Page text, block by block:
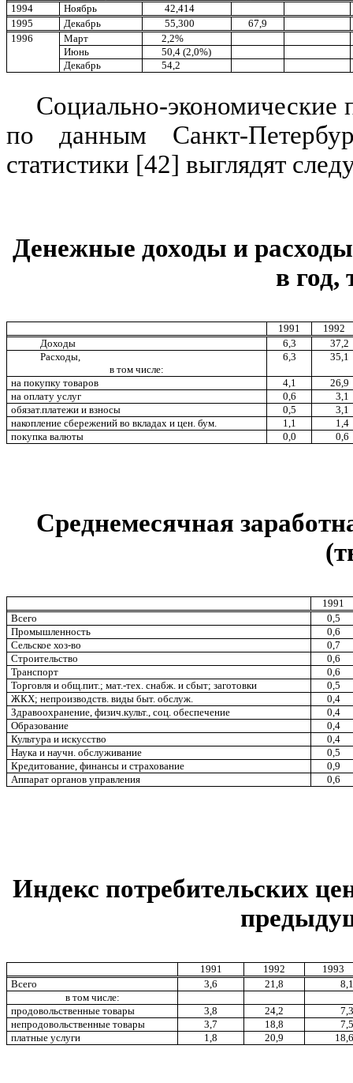
1994
Ноябрь
42,414
1995
Декабрь 55,300
67,9
1996
Март
2,2%
Июнь
50,4 (2,0%)
Декабрь
54,2
Социально-экономические
по данным Санкт-
статистики [42] выглядят
Денежные доходы и
в год,
1991
1992
Доходы
6,3
37,2
Расходы,
в том числе:
6,3 35,1
на покупку товаров 4,1
26,9
на оплату услуг
0,6
3,1
обязат.платежи и взносы
0,5
3,1
накопление сбережений во вкладах и цен. бум.
1,1
1,4
покупка валюты
0,0 0,6
Среднемесячная
1991
Всего
0,5
Промышленность
0,6
Сельское хоз-во
0,7
Строительство
0,6
Транспорт
0,6
Торговля и общ.пит.; мат.-тех. снабж. и сбыт; заготовки
0,5
ЖКХ; непроизводств. виды быт. обслуж.
0,4
Здравоохранение, физич.культ., соц. обеспечение
0,4
Образование
0,4
Культура и искусство
0,4
Наука и научн. обслуживание
0,5
Кредитование, финансы и страхование
0,9
Аппарат органов управления
0,6
Индекс потребительских
1991 1992
1993
Всего
3,6 21,8
в том числе:
продовольственные товары
3,8 24,2
непродовольственные товары
3,7 18,8
платные услуги
1,8 20,9